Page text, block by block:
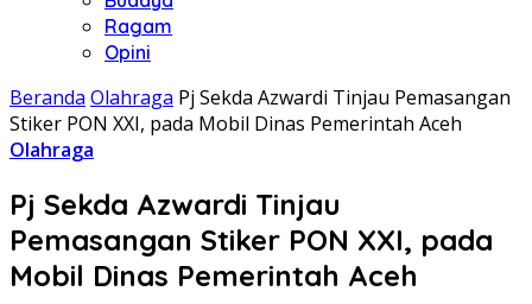
Ragam
Opini
Beranda Olahraga Pj Sekda Azwardi Tinjau Pemasangan
Stiker PON XXI, pada Mobil Dinas Pemerintah Aceh
Olahraga
Pj Sekda Azwardi Tinjau
Pemasangan Stiker PON XXI, pada
Mobil Dinas Pemerintah Aceh